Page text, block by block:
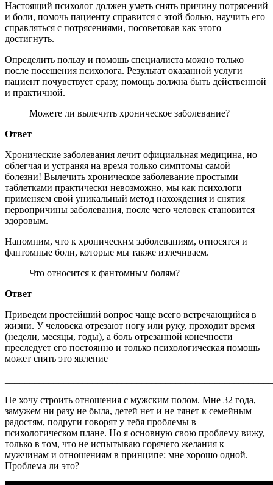
Настоящий психолог должен уметь снять причину потрясений
и боли, помочь пациенту справится с этой болью, научить его
справляться с потрясениями, посоветовав как этого
достигнуть.
Определить пользу и помощь специалиста можно только
после посещения психолога. Результат оказанной услуги
пациент почувствует сразу, помощь должна быть действенной
и практичной.
Можете ли вылечить хроническое заболевание?
Ответ
Хронические заболевания лечит официальная медицина, но
облегчая и устраняя на время только симптомы самой
болезни! Вылечить хроническое заболевание простыми
таблетками практически невозможно, мы как психологи
применяем свой уникальный метод нахождения и снятия
первопричины заболевания, после чего человек становится
здоровым.
Напомним, что к хроническим заболеваниям, относятся и
фантомные боли, которые мы также излечиваем.
Что относится к фантомным болям?
Ответ
Приведем простейший вопрос чаще всего встречающийся в
жизни. У человека отрезают ногу или руку, проходит время
(недели, месяцы, годы), а боль отрезанной конечности
преследует его постоянно и только психологическая помощь
может снять это явление
Не хочу строить отношения с мужским полом. Мне 32 года,
замужем ни разу не была, детей нет и не тянет к семейным
радостям, подруги говорят у тебя проблемы в
психологическом плане. Но я основную свою проблему вижу,
только в том, что не испытываю горячего желания к
мужчинам и отношениям в принципе: мне хорошо одной.
Проблема ли это?